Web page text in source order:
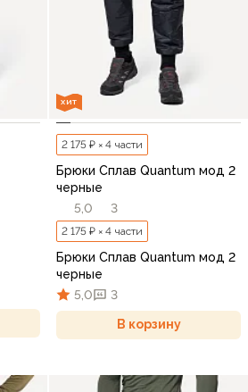
ХИТ
2 175 ₽ × 4 части
Брюки Сплав Quantum мод 2
черные
5,0
3
2 175 ₽ × 4 части
Брюки Сплав Quantum мод 2
черные
5,0
3
В корзину